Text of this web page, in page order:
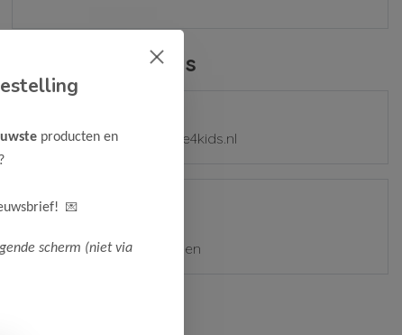
Contactgegevens
mail@samplesale4kids.nl
Adres
1185 ZZ Amstelveen
producten en
💌
scherm (niet via